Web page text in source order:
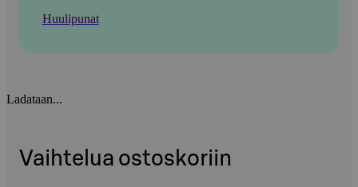
Huulipunat
Ladataan...
Vaihtelua ostoskoriin